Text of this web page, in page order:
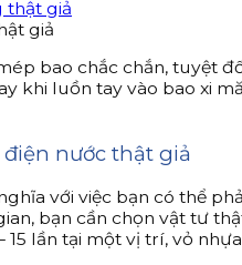
giả
bao chắc chắn, tuyệt
khi luồn tay vào bao xi
nước thật giả
với việc bạn có thể
bạn cần chọn vật tư
15 lần tại một vị trí, vỏ